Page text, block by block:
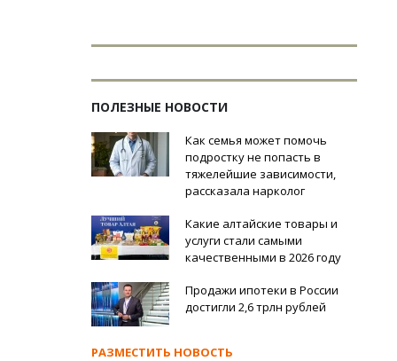
ПОЛЕЗНЫЕ НОВОСТИ
Как семья может помочь
подростку не попасть в
тяжелейшие зависимости,
рассказала нарколог
Какие алтайские товары и
услуги стали самыми
качественными в 2026 году
Продажи ипотеки в России
достигли 2,6 трлн рублей
РАЗМЕСТИТЬ НОВОСТЬ